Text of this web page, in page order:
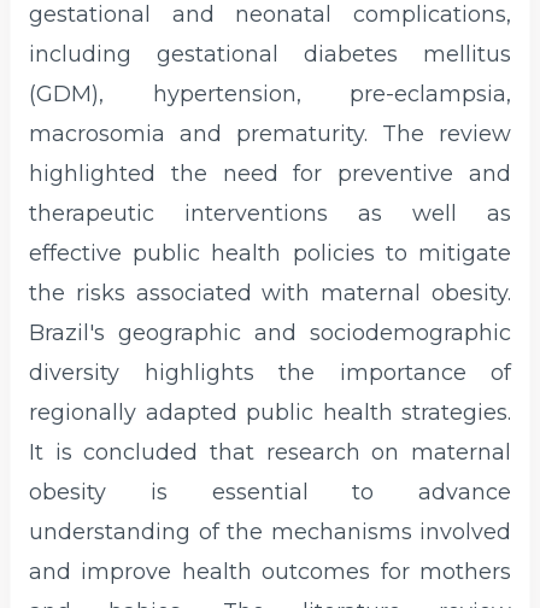
gestational and neonatal complications,
including gestational diabetes mellitus
(GDM), hypertension, pre-eclampsia,
macrosomia and prematurity. The review
highlighted the need for preventive and
therapeutic interventions as well as
effective public health policies to mitigate
the risks associated with maternal obesity.
Brazil's geographic and sociodemographic
diversity highlights the importance of
regionally adapted public health strategies.
It is concluded that research on maternal
obesity is essential to advance
understanding of the mechanisms involved
and improve health outcomes for mothers